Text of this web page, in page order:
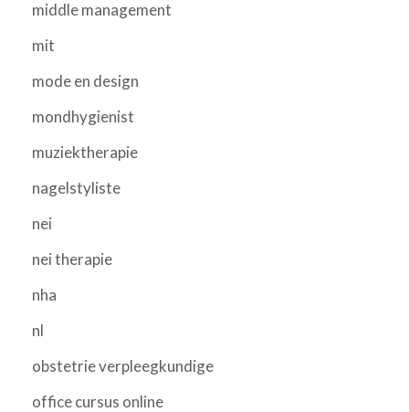
middle management
mit
mode en design
mondhygienist
muziektherapie
nagelstyliste
nei
nei therapie
nha
nl
obstetrie verpleegkundige
office cursus online